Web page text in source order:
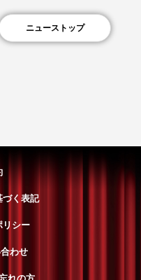
ニューストップ
づく表記
リシー
わせ